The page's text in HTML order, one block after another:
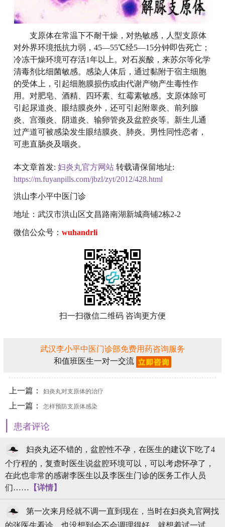
支原体在常温下不耐干燥，对热敏感，人型支原体
对外界环境抵抗力弱，45—55℃经5—15分钟即告死亡；
冷冻干燥环境可存活1年以上。对石炭酸，来苏尔等化学
清毒剂比细菌敏感。感染人体后，通过黏附于宿主细胞
的受体上，引起细胞膜损伤或由代谢产物产生毒性作
用。对肥皂、酒精、四环素、红霉素敏感。支原体除可
引起尿道炎、眼结膜炎外，还可引起附睾炎、前列腺
炎、宫颈炎、阴道炎、输卵管炎及盆腔炎等。新生儿通
过产道可被感染发生眼结膜炎、肺炎。男性同性恋者，
可患直肠炎及咽炎。
本文章首发: 妇炎丸官方网站 转载请保留地址:
https://m.fuyanpills.com/jbzl/zyt/2012/428.html
洪山李小平中医门诊
地址：武汉市洪山区文昌路南湖新城商铺2栋2-2
微信公众号： wuhandrli
扫一扫微信二维码 咨询更方便
武汉李小平中医门诊部免费用药咨询服务
和值班医生一对一交流
上一篇： 妇炎丸对支原体的治疗
上一篇： 怎样预防支原体感染
| 患者评论
妇炎丸还不错的，盆腔性不孕，在医生的建议下吃了4
个疗程的，复查时医生说盆腔环境可以，可以考虑怀孕了，
在此也非常的感谢李医生以及李医生门诊的医务工作人员
们…… 【详情】
第一次来月经就不调一直到现在，当时在妇炎丸官网找